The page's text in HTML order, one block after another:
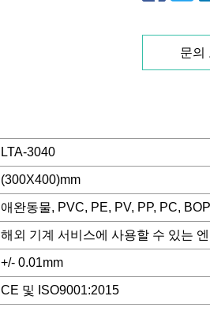
문의
LTA-3040
(300X400)mm
애완동물, PVC, PE, PV, PP, PC,
해외 기계 서비스에 사용할 수 있는
+/- 0.01mm
CE 및 ISO9001:2015